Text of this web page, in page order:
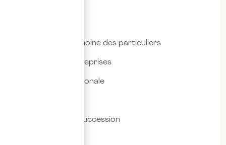
Fiscalité & patrimoine des particuliers
Fiscalité des entreprises
Fiscalité internationale
Transmission & succession